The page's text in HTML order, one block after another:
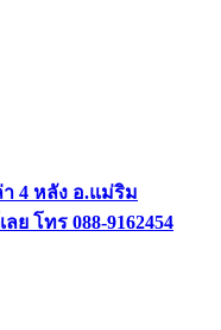
4 หลัง อ.แม่ริม
ย โทร 088-9162454